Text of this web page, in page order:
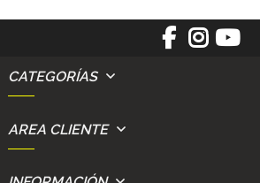
CATEGORÍAS
AREA CLIENTE